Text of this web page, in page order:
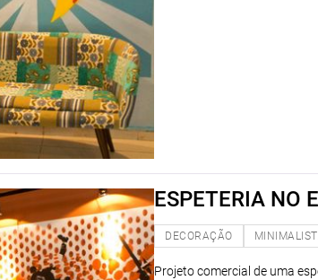
ESPETERIA NO
DECORAÇÃO
Projeto comercial de uma